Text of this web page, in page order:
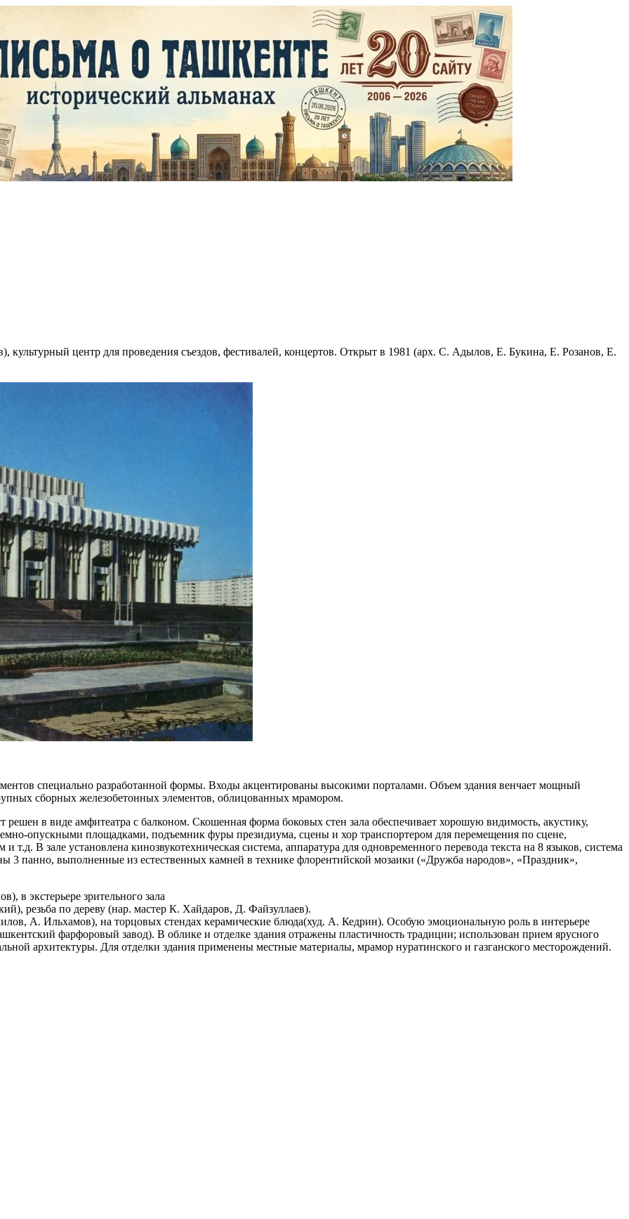
центр для проведения съездов, фестивалей, концертов. Открыт в 1981 (арх. С. Адылов, Е. Букина, Е. Розанов, Е.
специально разработанной формы. Входы акцентированы высокими порталами. Объем здания венчает мощный
сборных железобетонных элементов, облицованных мрамором.
в виде амфитеатра с балконом. Скошенная форма боковых стен зала обеспечивает хорошую видимость, акустику,
опускными площадками, подъемник фуры президиума, сцены и хор транспортером для перемещения по сцене,
В зале установлена кинозвукотехническая система, аппаратура для одновременного перевода текста на 8 языков, система
3 панно, выполненные из естественных камней в технике флорентийской мозаики («Дружба народов», «Праздник»,
в экстерьере зрительного зала
резьба по дереву (нар. мастер К. Хайдаров, Д. Файзуллаев).
А. Ильхамов), на торцовых стендах керамические блюда(худ. А. Кедрин). Особую эмоциональную роль в интерьере
фарфоровый завод). В облике и отделке здания отражены пластичность традиции; использован прием ярусного
архитектуры. Для отделки здания применены местные материалы, мрамор нуратинского и газганского месторождений.